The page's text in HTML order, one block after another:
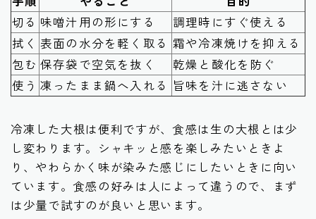
切る 味噌汁用の形にする
調理時にすぐ使える
拭く 表面の水分を軽く取る 霜や冷凍焼けを抑える
包む 保存袋で空気を抜く
乾燥と酸化を防ぐ
使う 凍ったまま鍋へ入れる 旨味を汁に逃さない
冷凍した大根は便利ですが、食感は生の大根とは少
し変わります。シャキッと感を楽しみたいときよ
り、やわらかく味が染みた感じにしたいときに向い
ています。食感の好みは人によって違うので、まず
は少量で試すのが良いと思います。